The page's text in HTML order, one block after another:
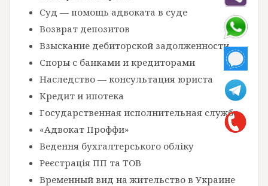
Суд — помощь адвоката в суде
Возврат депозитов
Взыскание дебиторской задолженности
Споры с банками и кредиторами
Наследство — консультация юриста
Кредит и ипотека
Государственная исполнительная служба
«Адвокат Проффи»
Ведення бухгалтерського обліку
Реєстрація ПП та ТОВ
Временный вид на жительство в Украине